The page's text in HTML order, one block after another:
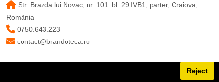
Reject
Str. Brazda lui Novac, nr. 101, bl. 29 IVB1, parter, Craiova,
România
0750.643.223
contact@brandoteca.ro